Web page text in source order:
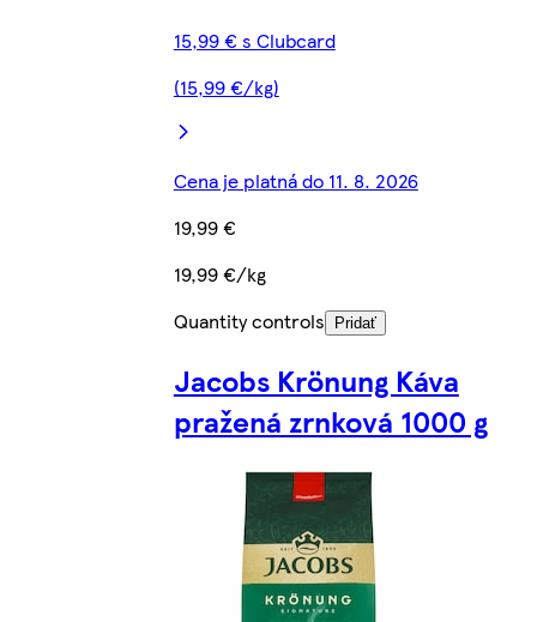
15,99 € s Clubcard
(15,99 €/kg)
Cena je platná do 11. 8. 2026
19,99 €
19,99 €/kg
Quantity controls
Pridať
Jacobs Krönung Káva
pražená zrnková 1000 g